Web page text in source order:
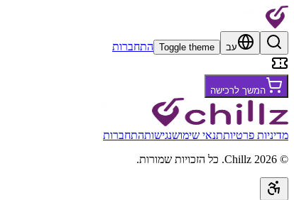
עב Toggle theme התחברות
המשך לרכישה
מדיניות פרטיותתנאי שימושנגישותהתחברות
©
2026
Chillz
. כל הזכויות שמורות.